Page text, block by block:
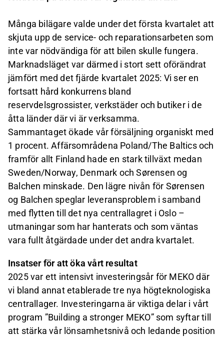
Många bilägare valde under det första kvartalet att
skjuta upp de service- och reparationsarbeten som
inte var nödvändiga för att bilen skulle fungera.
Marknadsläget var därmed i stort sett oförändrat
jämfört med det fjärde kvartalet 2025: Vi ser en
fortsatt hård konkurrens bland
reservdelsgrossister, verkstäder och butiker i de
åtta länder där vi är verksamma.
Sammantaget ökade vår försäljning organiskt med
1 procent. Affärsområdena Poland/The Baltics och
framför allt Finland hade en stark tillväxt medan
Sweden/Norway, Denmark och Sørensen og
Balchen minskade. Den lägre nivån för Sørensen
og Balchen speglar leveransproblem i samband
med flytten till det nya centrallagret i Oslo –
utmaningar som har hanterats och som väntas
vara fullt åtgärdade under det andra kvartalet.
Insatser för att öka vårt resultat
2025 var ett intensivt investeringsår för MEKO där
vi bland annat etablerade tre nya högteknologiska
centrallager. Investeringarna är viktiga delar i vårt
program ”Building a stronger MEKO” som syftar till
att stärka vår lönsamhetsnivå och ledande position